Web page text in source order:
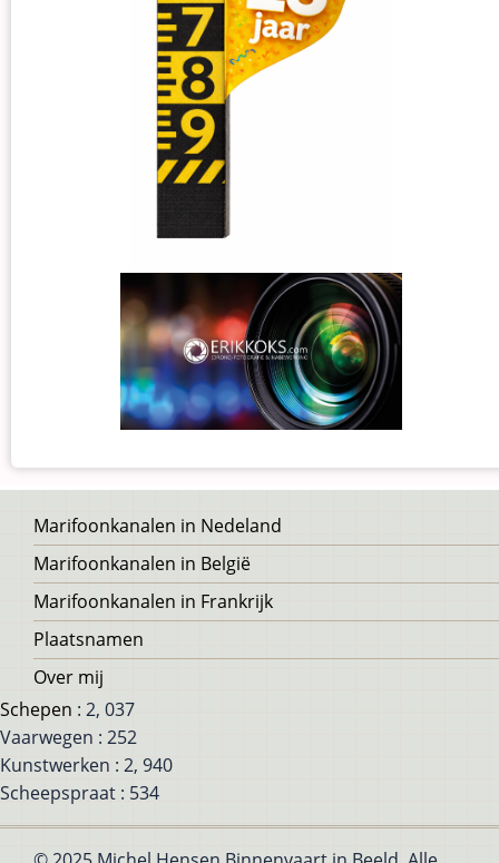
Voet
Marifoonkanalen in Nedeland
Marifoonkanalen in België
Marifoonkanalen in Frankrijk
Plaatsnamen
Over mij
Schepen : 2, 037
Vaarwegen : 252
Kunstwerken : 2, 940
Scheepspraat : 534